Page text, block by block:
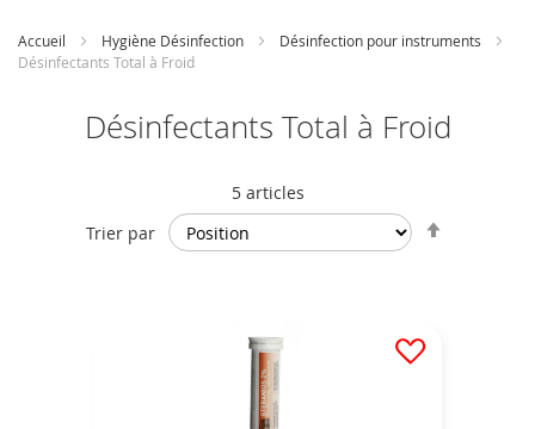
Accueil Hygiène Désinfection
Désinfection pour instruments
Désinfectants Total à Froid
Désinfectants Total à Froid
5articles
Trier par